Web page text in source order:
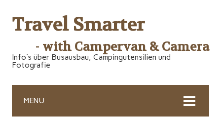
Travel Smarter
- with Campervan & Camera
Info's über Busausbau, Campingutensilien und
Fotografie
MENU